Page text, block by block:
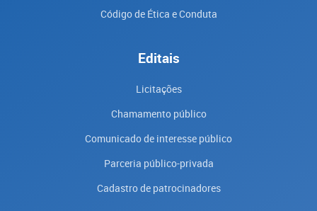
Código de Ética e Conduta
Editais
Licitações
Chamamento público
Comunicado de interesse público
Parceria público-privada
Cadastro de patrocinadores